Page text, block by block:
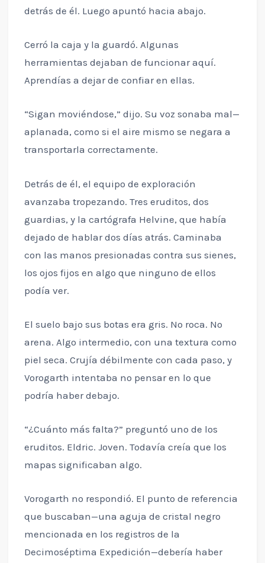
detrás de él. Luego apuntó hacia abajo.
Cerró la caja y la guardó. Algunas
herramientas dejaban de funcionar aquí.
Aprendías a dejar de confiar en ellas.
“Sigan moviéndose,” dijo. Su voz sonaba mal—
aplanada, como si el aire mismo se negara a
transportarla correctamente.
Detrás de él, el equipo de exploración
avanzaba tropezando. Tres eruditos, dos
guardias, y la cartógrafa Helvine, que había
dejado de hablar dos días atrás. Caminaba
con las manos presionadas contra sus sienes,
los ojos fijos en algo que ninguno de ellos
podía ver.
El suelo bajo sus botas era gris. No roca. No
arena. Algo intermedio, con una textura como
piel seca. Crujía débilmente con cada paso, y
Vorogarth intentaba no pensar en lo que
podría haber debajo.
“¿Cuánto más falta?” preguntó uno de los
eruditos. Eldric. Joven. Todavía creía que los
mapas significaban algo.
Vorogarth no respondió. El punto de referencia
que buscaban—una aguja de cristal negro
mencionada en los registros de la
Decimoséptima Expedición—debería haber